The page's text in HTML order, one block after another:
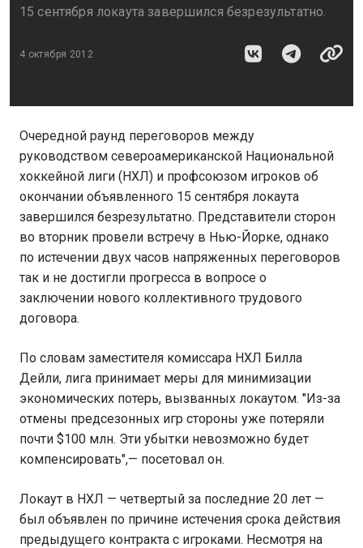
15 сентября локаута завершился безрезультатно.
4 октября 2012
Очередной раунд переговоров между
руководством североамериканской Национальной
хоккейной лиги (НХЛ) и профсоюзом игроков об
окончании объявленного 15 сентября локаута
завершился безрезультатно. Представители сторон
во вторник провели встречу в Нью-Йорке, однако
по истечении двух часов напряженных переговоров
так и не достигли прогресса в вопросе о
заключении нового коллективного трудового
договора.
По словам заместителя комиссара НХЛ Билла
Дейли, лига принимает меры для минимизации
экономических потерь, вызванных локаутом. "Из-за
отмены предсезонных игр стороны уже потеряли
почти $100 млн. Эти убытки невозможно будет
компенсировать",— посетовал он.
Локаут в НХЛ — четвертый за последние 20 лет —
был объявлен по причине истечения срока действия
предыдущего контракта с игроками. Несмотря на